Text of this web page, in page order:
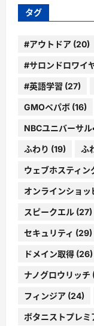
ブ
タグ
#アウトドア (20)
#サロンドロワイ
#英語学習 (27)
GMOペパボ (16)
NBCユニバーサル
ふわり (19) ふ
ウェブホスティン
オンラインショッ
スピークエル (27)
セキュリティ (29)
ドメイン取得 (26)
ナノグロウリッチ
フィンジア (24)
ボタニストプレミ